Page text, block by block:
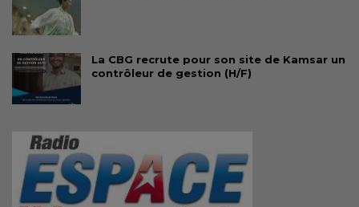
La CBG recrute pour son site de Kamsar un
contrôleur de gestion (H/F)